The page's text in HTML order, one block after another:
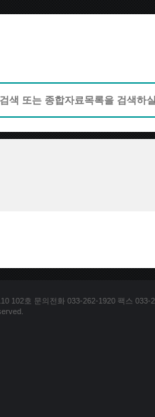
102호 문의전화 033-262-1920 팩스 033-